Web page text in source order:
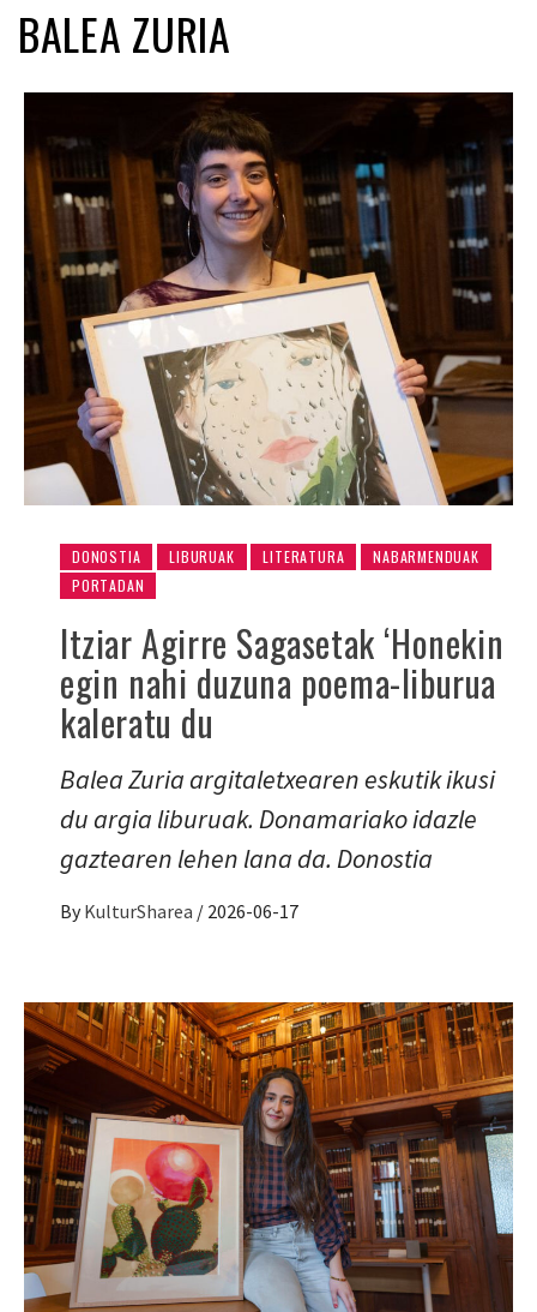
BALEA ZURIA
DONOSTIA LIBURUAK LITERATURA
NABARMENDUAK
PORTADAN
Itziar Agirre Sagasetak ‘Honekin
egin nahi duzuna poema-liburua
kaleratu du
Balea Zuria argitaletxearen eskutik ikusi
du argia liburuak. Donamariako idazle
gaztearen lehen lana da. Donostia
By KulturSharea / 2026-06-17